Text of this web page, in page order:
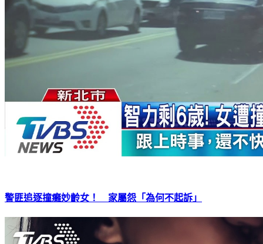
警匪追逐撞癱妙齡女！ 家屬怨「為何不起訴」